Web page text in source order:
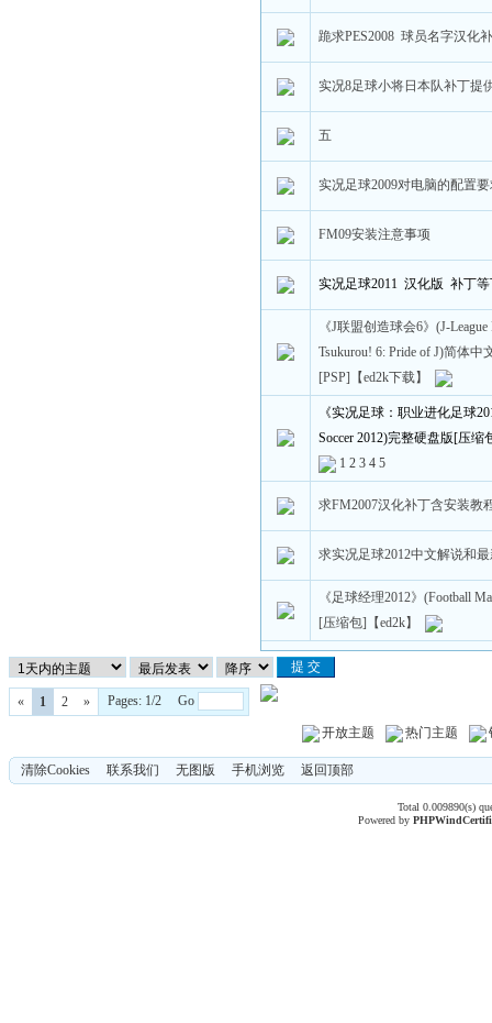
跪求PES2008 球员名字汉化
实况8足球小将日本队补丁提
五
实况足球2009对电脑的配置
FM09安装注意事项
实况足球2011 汉化版 补丁
《J联盟创造球会6》(J-League
Tsukurou! 6: Pride of J)简体中
[PSP]【ed2k下载】
《实况足球：职业进化足球
Soccer 2012)完整硬盘版[压缩
1 2 3 4 5
求FM2007汉化补丁含安装教
求实况足球2012中文解说和
《足球经理2012》(Football
[压缩包]【ed2k】
« 1 2 » Pages: 1/2 Go
开放主题 热门主题
清除Cookies 联系我们 无图版 手机浏览 返回顶部
Total 0.009890(s)
Powered byPHPWind